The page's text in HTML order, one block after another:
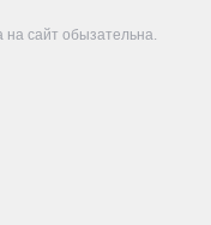
сайт обызательна.